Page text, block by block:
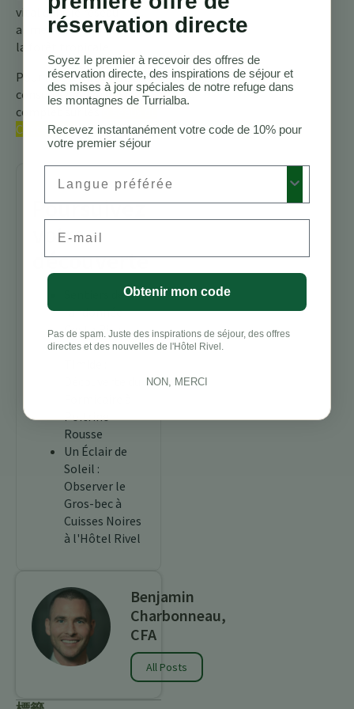
vital dans le réseau
alimentaire complexe de
la forêt tropicale.
Pour plus d’informations,
consultez notre guide
complet sur lesoiseaux du
Costa Rica.
Poursuivez
votre
découverte
Sentiers de
randonnée
Costa Rica
Un Charmeur
Poitrine
Rousse
Un Éclair de
Soleil :
Observer le
Gros-bec à
Cuisses Noires
à l'Hôtel Rivel
Benjamin
Charbonneau,
CFA
All Posts
réservation directe
Soyez le premier à recevoir des offres de
réservation directe, des inspirations de séjour et
des mises à jour spéciales de notre refuge dans
les montagnes de Turrialba.
Recevez instantanément votre code de 10% pour
votre premier séjour
Obtenir mon code
Pas de spam. Juste des inspirations de séjour, des offres
directes et des nouvelles de l'Hôtel Rivel.
NON, MERCI